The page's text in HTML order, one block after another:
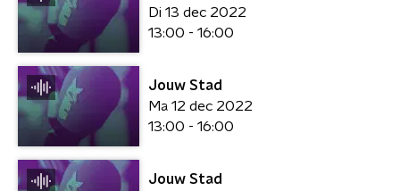
Di 13 dec 2022
13:00 - 16:00
Jouw Stad
Ma 12 dec 2022
13:00 - 16:00
Jouw Stad